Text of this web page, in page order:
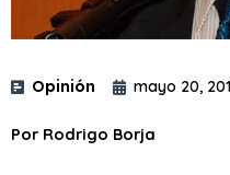
Opinión mayo 20,
Por Rodrigo Borja